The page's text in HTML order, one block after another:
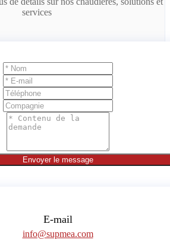
services
Envoyer le message
E-mail
info@supmea.com